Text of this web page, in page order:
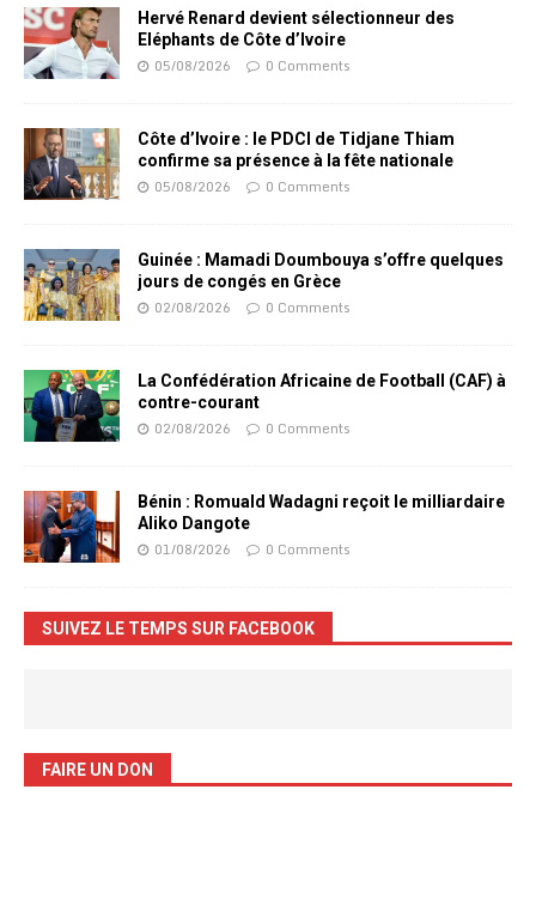
Hervé Renard devient sélectionneur des
Eléphants de Côte d’Ivoire
05/08/2026 0 Comments
Côte d’Ivoire : le PDCI de Tidjane Thiam
confirme sa présence à la fête nationale
05/08/2026 0 Comments
Guinée : Mamadi Doumbouya s’offre quelques
jours de congés en Grèce
02/08/2026 0 Comments
La Confédération Africaine de Football (CAF) à
contre-courant
02/08/2026 0 Comments
Bénin : Romuald Wadagni reçoit le milliardaire
Aliko Dangote
01/08/2026 0 Comments
SUIVEZ LE TEMPS SUR FACEBOOK
FAIRE UN DON